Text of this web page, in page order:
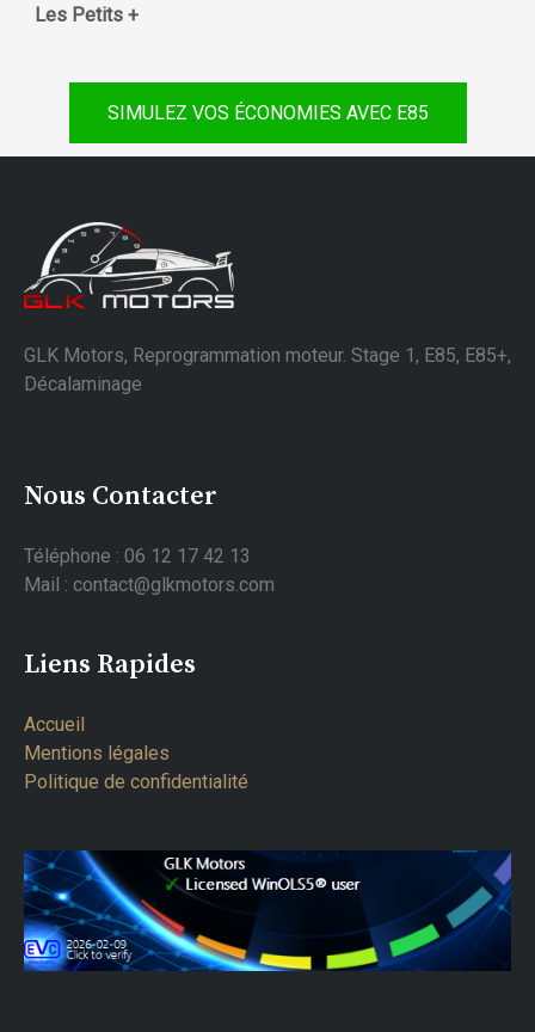
Les Petits +
SIMULEZ VOS ÉCONOMIES AVEC E85
GLK Motors, Reprogrammation moteur. Stage 1, E85, E85+,
Décalaminage
Nous Contacter
Téléphone : 06 12 17 42 13
Mail : contact@glkmotors.com
Liens Rapides
Accueil
Mentions légales
Politique de confidentialité